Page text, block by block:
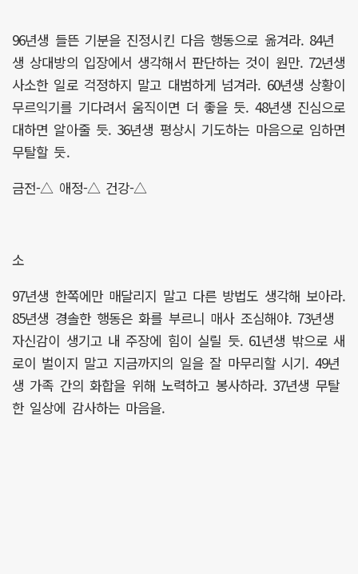
96년생 들뜬 기분을 진정시킨 다음 행동으로 옮겨라. 84년
생 상대방의 입장에서 생각해서 판단하는 것이 원만. 72년생
사소한 일로 걱정하지 말고 대범하게 넘겨라. 60년생 상황이
무르익기를 기다려서 움직이면 더 좋을 듯. 48년생 진심으로
대하면 알아줄 듯. 36년생 평상시 기도하는 마음으로 임하면
무탈할 듯.
금전-△ 애정-△ 건강-△
소
97년생 한쪽에만 매달리지 말고 다른 방법도 생각해 보아라.
85년생 경솔한 행동은 화를 부르니 매사 조심해야. 73년생
자신감이 생기고 내 주장에 힘이 실릴 듯. 61년생 밖으로 새
로이 벌이지 말고 지금까지의 일을 잘 마무리할 시기. 49년
생 가족 간의 화합을 위해 노력하고 봉사하라. 37년생 무탈
한 일상에 감사하는 마음을.